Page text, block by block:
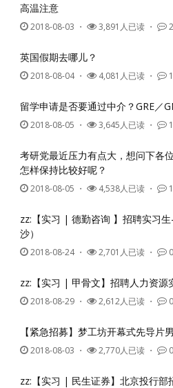
高温注意
2018-08-03 ・ 3,891人已读 ・
英国假期去哪儿？
2018-08-04・ 4,081人已读 ・
留学申请是否要通过中介？GRE／
2018-08-05 ・ 3,645人已读 ・
考研党最近压力有点大，想问下各
怎样保持比较好呢？
2018-08-05 ・ 4,538人已读 ・
zz:【实习 | 德勤咨询 】招聘实习
沙）
2018-08-24・ 2,701人已读 ・
zz:【实习 | 甲骨文】招聘人力资源
2018-08-29 ・ 2,612人已读 ・
【紧急招募】梦工坊开幕式先导片
2018-08-03 ・ 2,770人已读 ・
zz:【实习 | 民生证券】北京投行部